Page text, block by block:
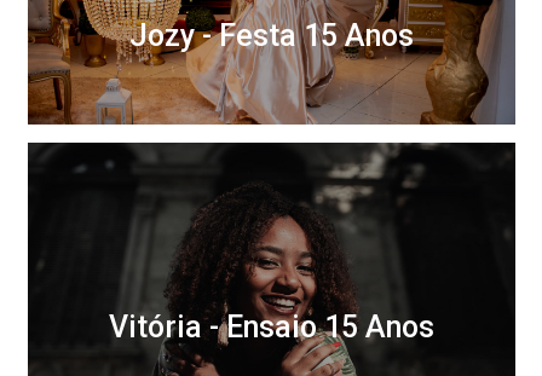
Jozy - Festa 15 Anos
Vitória - Ensaio 15 Anos